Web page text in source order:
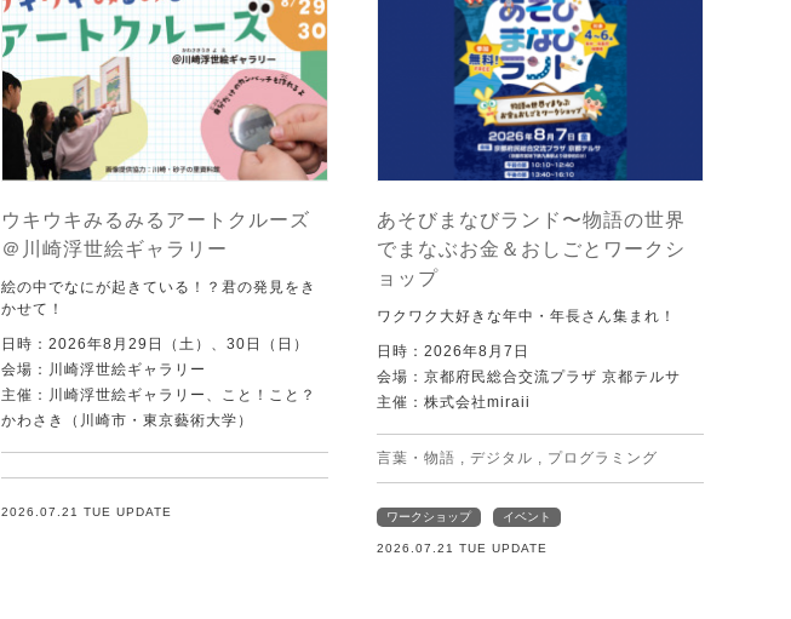
ウキウキみるみるアートクルーズ
＠川崎浮世絵ギャラリー
絵の中でなにが起きている！？君の発見をき
かせて！
日時：2026年8月29日（土）、30日（日）
会場：川崎浮世絵ギャラリー
主催：川崎浮世絵ギャラリー、こと！こと？
かわさき（川崎市・東京藝術大学）
2026.07.21 TUE UPDATE
あそびまなびランド〜物語の世界
でまなぶお金＆おしごとワークシ
ョップ
ワクワク大好きな年中・年長さん集まれ！
日時：2026年8月7日
会場：京都府民総合交流プラザ 京都テルサ
主催：株式会社miraii
言葉・物語 , デジタル , プログラミング
ワークショップ イベント
2026.07.21 TUE UPDATE